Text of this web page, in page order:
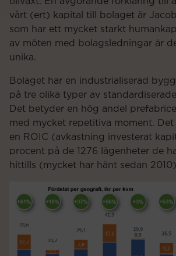
vårt (ert) kapital till bolaget är
som har ett mycket starkt
av möten med bolagsledningar är
unika.
Bolaget har en industrialiserad
på tre olika typer av
Det betyder en hög andel
med mycket repetitiva moment. Det
en ROIC (avkastning investerat
procent på de 1276 lägenheter de
hittills (mycket har hänt sedan